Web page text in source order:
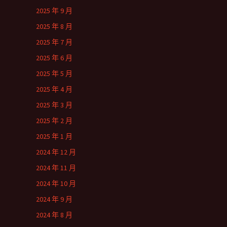
2025 年 9 月
2025 年 8 月
2025 年 7 月
2025 年 6 月
2025 年 5 月
2025 年 4 月
2025 年 3 月
2025 年 2 月
2025 年 1 月
2024 年 12 月
2024 年 11 月
2024 年 10 月
2024 年 9 月
2024 年 8 月